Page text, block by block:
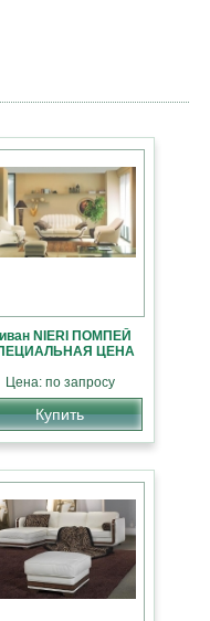
NIERI ПОМПЕЙ
ЦЕНА
Цена: по запросу
Купить